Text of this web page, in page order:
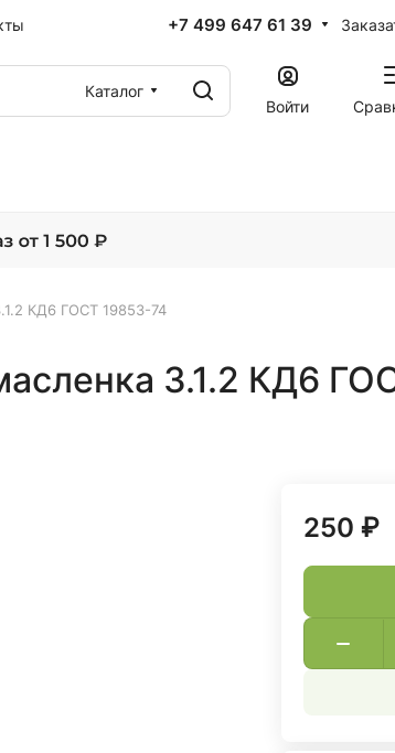
+7 499 647 61 39
Каталог
Войти
КД6 ГОСТ 19853-74
3.1.2 КД6
250 ₽